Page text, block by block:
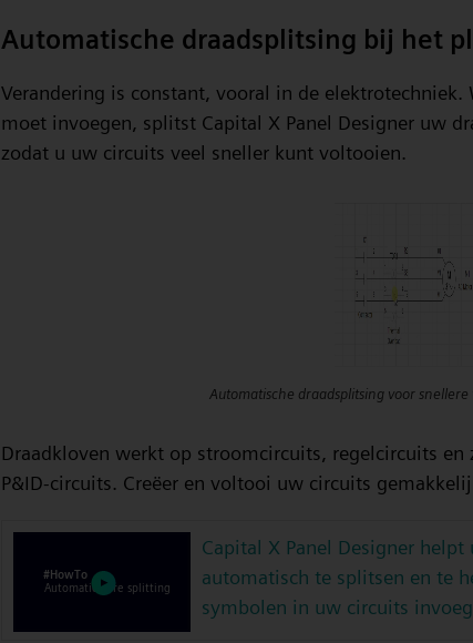
Automatische draadsplitsing bij het
Verandering is constant, vooral in de
moet invoegen, splitst Capital X Panel Designer uw
zodat u uw circuits veel sneller kunt voltooien.
Automatische draadsplitsing voor
Draadkloven werkt op stroomcircuits, regelcircuits
P&ID-circuits. Creëer en voltooi uw circuits
Capital X Panel Designer helpt
automatisch te splitsen en te
symbolen in uw circuits